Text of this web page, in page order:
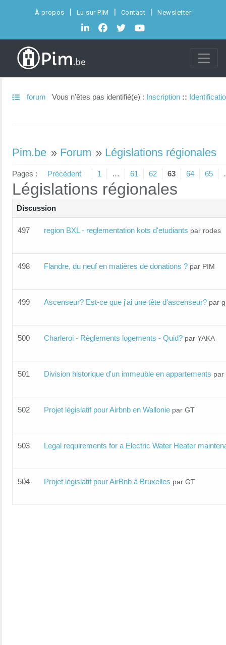
À propos Lu sur PIM Contact Newsletter
forum Vous n'êtes pas identifié(e) : Inscription ::
Pim.be » Forum » Législations régionales
Pages : Précédent 1 … 61 62 63 64 65
Législations régionales
Discussion
497 region BXL - reglementation kots d'etudiants par rodes
498 Flandre, du neuf en matières de donations ? par PIM
499 Ascenseur? Est-ce que j'ai une tête d'ascenseur? par
500 Charleroi - Règlements logements - Quid? par YAKA
501 Division historique d'un immeuble en appartements par
502 Projet législatif pour Airbnb en Wallonie par GT
503 Legal requirements for a Electric Water Heater
504 Projet législatif pour AirBnb à Bruxelles par GT